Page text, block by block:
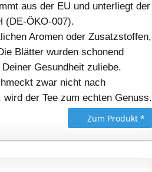
aus der EU und unterliegt der
(DE-ÖKO-007).
Aromen oder Zusatzstoffen,
Blätter wurden schonend
Gesundheit zuliebe.
zwar nicht nach
der Tee zum echten Genuss.
Zum Produkt *